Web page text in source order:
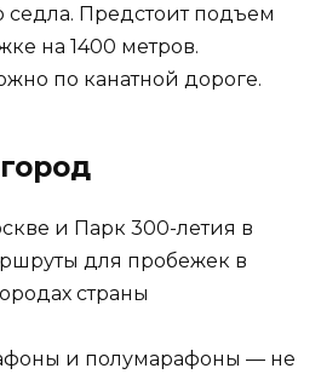
Предстоит подъем
на 1400 метров.
по канатной дороге.
и полумарафоны — не